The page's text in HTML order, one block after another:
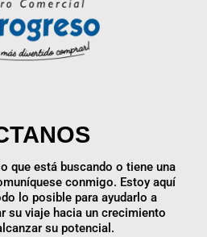
que está buscando o tiene una
conmigo. Estoy aquí
lo posible para ayudarlo a
su viaje hacia un crecimiento
su potencial.